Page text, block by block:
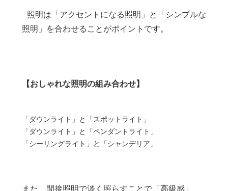
照明は「アクセントになる照明」と「シンプルな
照明」を合わせることがポイントです。
【おしゃれな照明の組み合わせ】
「ダウンライト」と「スポットライト」
「ダウンライト」と「ペンダントライト」
「シーリングライト」と「シャンデリア」
また、間接照明で淡く照らすことで「高級感」